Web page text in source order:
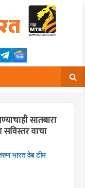
सातबारा
वाचा
भारत वेब टीम